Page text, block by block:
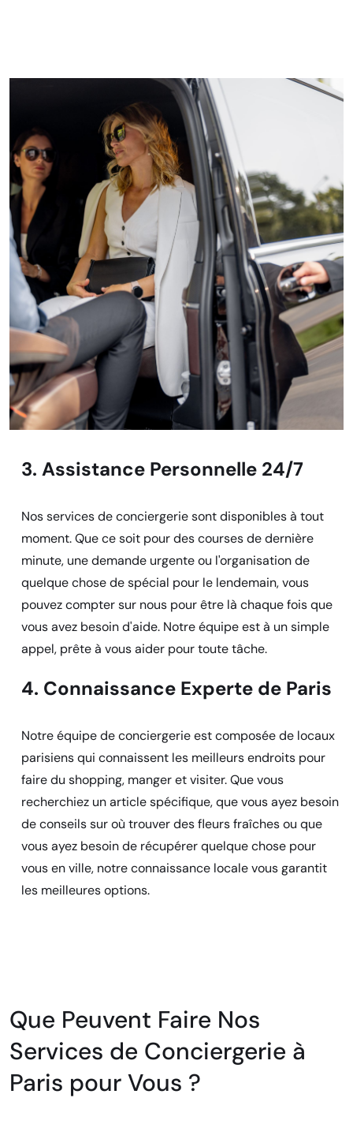
3. Assistance Personnelle 24/7
Nos services de conciergerie sont disponibles à tout
moment. Que ce soit pour des courses de dernière
minute, une demande urgente ou l'organisation de
quelque chose de spécial pour le lendemain, vous
pouvez compter sur nous pour être là chaque fois que
vous avez besoin d'aide. Notre équipe est à un simple
appel, prête à vous aider pour toute tâche.
4. Connaissance Experte de Paris
Notre équipe de conciergerie est composée de locaux
parisiens qui connaissent les meilleurs endroits pour
faire du shopping, manger et visiter. Que vous
recherchiez un article spécifique, que vous ayez besoin
de conseils sur où trouver des fleurs fraîches ou que
vous ayez besoin de récupérer quelque chose pour
vous en ville, notre connaissance locale vous garantit
les meilleures options.
Que Peuvent Faire Nos
Services de Conciergerie à
Paris pour Vous ?